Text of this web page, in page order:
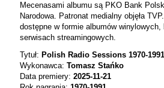
Mecenasami albumu są PKO Bank
Narodowa. Patronat medialny objęła
dostępne w formie albumów
serwisach streamingowych.
Tytuł: Polish Radio Sessions 1970-1991
Wykonawca: Tomasz Stańko
Data premiery: 2025-11-21